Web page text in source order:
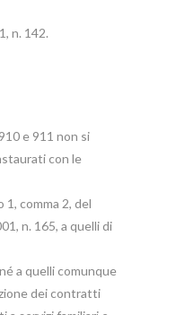
n. 142.
e 911 non si
con le
1, comma 2, del
n. 165, a quelli di
a quelli comunque
dei contratti